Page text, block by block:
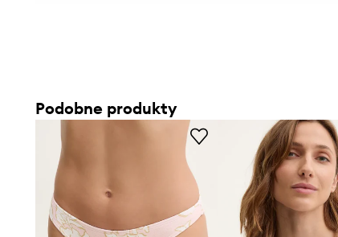
Podobne produkty